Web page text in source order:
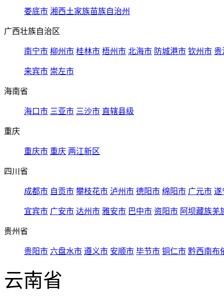
娄底市 湘西土家族苗族自治州
广西壮族自治区
南宁市 柳州市 桂林市 梧州市 北海市 防城港市 钦州市 贵
来宾市 崇左市
海南省
海口市 三亚市 三沙市 直辖县级
重庆
重庆市 重庆 两江新区
四川省
成都市 自贡市 攀枝花市 泸州市 德阳市 绵阳市 广元市 遂
宜宾市 广安市 达州市 雅安市 巴中市 资阳市 阿坝藏族羌
贵州省
贵阳市 六盘水市 遵义市 安顺市 毕节市 铜仁市 黔西南布
云南省